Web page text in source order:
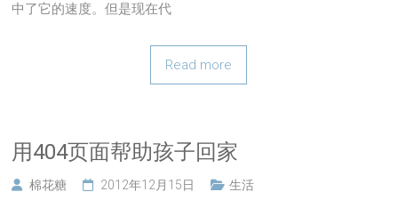
中了它的速度。但是现在代
Read more
用404页面帮助孩子回家
棉花糖 2012年12月15日 生活